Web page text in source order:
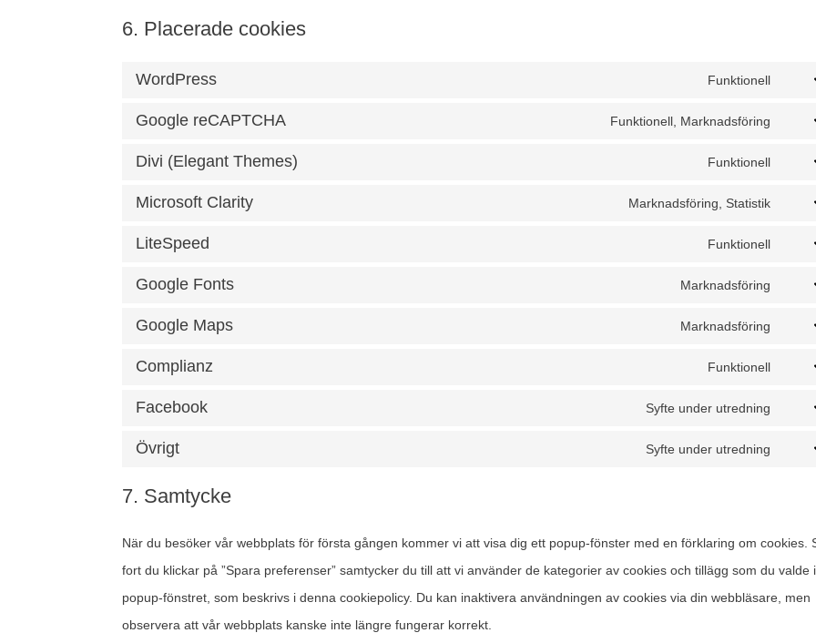
6. Placerade cookies
WordPress
Funktionell
Google reCAPTCHA
Funktionell, Marknadsföring
Divi (Elegant Themes)
Funktionell
Microsoft Clarity
Marknadsföring, Statistik
LiteSpeed
Funktionell
Google Fonts
Marknadsföring
Google Maps
Marknadsföring
maps
Complianz
Funktionell
Facebook
Syfte under utredning
Övrigt
Syfte under utredning
7. Samtycke
När du besöker vår webbplats för första gången kommer vi att visa dig ett popup-fönster med en förklaring om cookies.
fort du klickar på ”Spara preferenser” samtycker du till att vi använder de kategorier av cookies och tillägg som du valde i
popup-fönstret, som beskrivs i denna cookiepolicy. Du kan inaktivera användningen av cookies via din webbläsare, men
observera att vår webbplats kanske inte längre fungerar korrekt.